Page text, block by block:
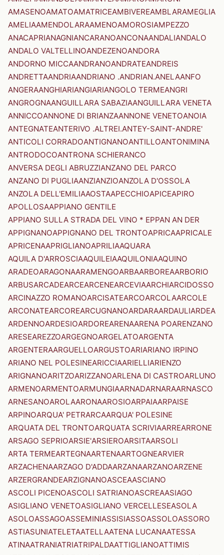
AMASENOAMATOAMATRICEAMBIVEREAMBLARAMEGLIA
AMELIAAMENDOLARAAMENOAMOROSIAMPEZZO
ANACAPRIANAGNIANCARANOANCONAANDALIANDALO
ANDALO VALTELLINOANDEZENOANDORA
ANDORNO MICCAANDRANOANDRATEANDREIS
ANDRETTAANDRIAANDRIANO .ANDRIAN.ANELAANFO
ANGERAANGHIARIANGIARIANGOLO TERMEANGRI
ANGROGNAANGUILLARA SABAZIAANGUILLARA VENETA
ANNICCOANNONE DI BRIANZAANNONE VENETOANOIA
ANTEGNATEANTERIVO .ALTREI.ANTEY-SAINT-ANDRE'
ANTICOLI CORRADOANTIGNANOANTILLOANTONIMINA
ANTRODOCOANTRONA SCHIERANCO
ANVERSA DEGLI ABRUZZIANZANO DEL PARCO
ANZANO DI PUGLIAANZIANZIOANZOLA D'OSSOLA
ANZOLA DELL'EMILIAAOSTAAPECCHIOAPICEAPIRO
APOLLOSAAPPIANO GENTILE
APPIANO SULLA STRADA DEL VINO * EPPAN AN DER
APPIGNANOAPPIGNANO DEL TRONTOAPRICAAPRICALE
APRICENAAPRIGLIANOAPRILIAAQUARA
AQUILA D'ARROSCIAAQUILEIAAQUILONIAAQUINO
ARADEOARAGONAARAMENGOARBAARBOREAARBORIO
ARBUSARCADEARCEARCENEARCEVIAARCHIARCIDOSSO
ARCINAZZO ROMANOARCISATEARCOARCOLAARCOLE
ARCONATEARCOREARCUGNANOARDARAARDAULIARDEA
ARDENNOARDESIOARDOREARENAARENA POARENZANO
ARESEAREZZOARGEGNOARGELATOARGENTA
ARGENTERAARGUELLOARGUSTOARIARIANO IRPINO
ARIANO NEL POLESINEARICCIAARIELLIARIENZO
ARIGNANOARITZOARIZZANOARLENA DI CASTROARLUNO
ARMENOARMENTOARMUNGIAARNADARNARAARNASCO
ARNESANOAROLAARONAAROSIOARPAIAARPAISE
ARPINOARQUA' PETRARCAARQUA' POLESINE
ARQUATA DEL TRONTOARQUATA SCRIVIAARREARRONE
ARSAGO SEPRIOARSIE'ARSIEROARSITAARSOLI
ARTA TERMEARTEGNAARTENAARTOGNEARVIER
ARZACHENAARZAGO D'ADDAARZANAARZANOARZENE
ARZERGRANDEARZIGNANOASCEAASCIANO
ASCOLI PICENOASCOLI SATRIANOASCREAASIAGO
ASIGLIANO VENETOASIGLIANO VERCELLESEASOLA
ASOLOASSAGOASSEMINIASSISIASSOASSOLOASSORO
ASTIASUNIATELETAATELLAATENA LUCANAATESSA
ATINAATRANIATRIATRIPALDAATTIGLIANOATTIMIS